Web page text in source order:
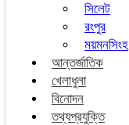
সিলেট
রংপুর
ময়মনসিংহ
আন্তর্জাতিক
খেলাধুলা
বিনোদন
তথ্যপ্রযুক্তি